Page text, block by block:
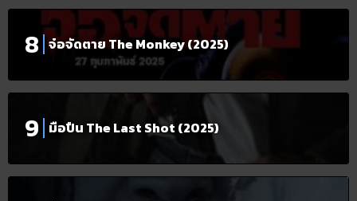
จ๋อจัดตาย The Monkey (2025)
มือปืน The Last Shot (2025)